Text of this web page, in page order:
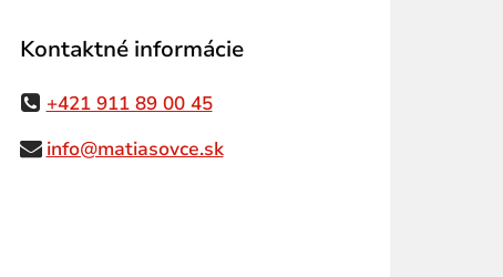
Kontaktné informácie
+421 911 89 00 45
info@matiasovce.sk